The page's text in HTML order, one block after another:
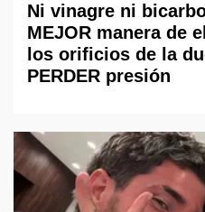
Ni vinagre ni
MEJOR manera de
los orificios de la
PERDER presión